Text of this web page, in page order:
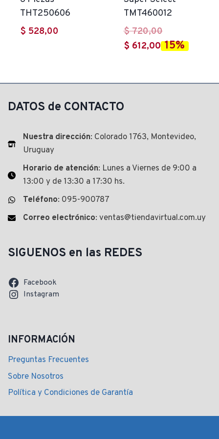
THT250606
$ 528,00
TMT460012
$720,00El
precio
$ 612,00El15%
DATOS de CONTACTO
Nuestra dirección: Colorado 1763, Montevideo,
Uruguay
Horario de atención: Lunes a Viernes de 9:00 a
13:00 y de 13:30 a 17:30 hs.
Teléfono: 095-900787
Correo electrónico: ventas@tiendavirtual.com.uy
SIGUENOS en las REDES
Facebook
Instagram
INFORMACIÓN
Preguntas Frecuentes
Sobre Nosotros
Política y Condiciones de Garantía